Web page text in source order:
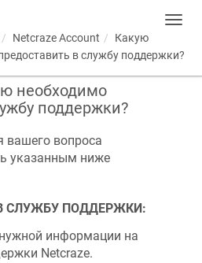
NetcrazeAccount
Какую
в службу поддержки?
необходимо
поддержки?
вашего вопроса
указанным ниже
СЛУЖБУ ПОДДЕРЖКИ:
информации на
Netcraze.